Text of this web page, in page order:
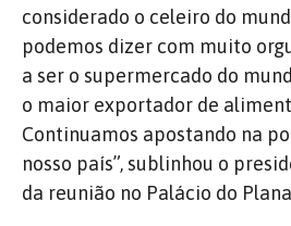
considerado o celeiro do
podemos dizer com muito
a ser o supermercado do
o maior exportador de
Continuamos apostando na
nosso país”, sublinhou o
da reunião no Palácio do